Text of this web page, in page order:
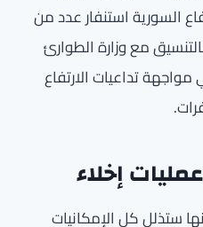
السورية استنفار عدد من
مع وزارة الطوارئ
تداعيات الارتفاع
إخلاء
ستذلل كل الإمكانيات